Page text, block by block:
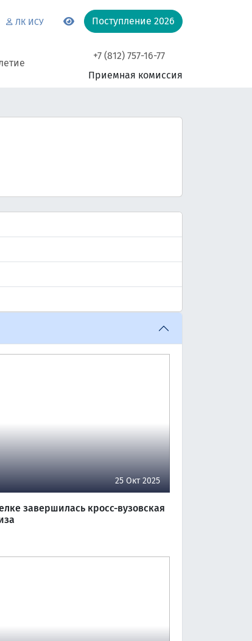
ЛК ИСУ Поступление 2026
+7 (812) 757-16-77
Приемная комиссия
25 Окт 2025
завершилась кросс-вузовская